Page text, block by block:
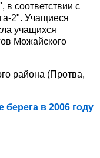
в соответствии с
2". Учащиеся
учащихся
Можайского
района (Протва,
берега в 2006 году